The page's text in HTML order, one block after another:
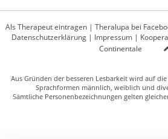
Als Therapeut eintragen | Theralupa bei
Datenschutzerklärung| Impressum|
Continentale
Aus Gründen der besseren Lesbarkeit wird auf
Sprachformen männlich, weiblich und
Sämtliche Personenbezeichnungen gelten